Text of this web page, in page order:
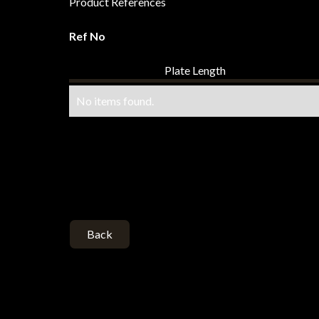
Ref No
Plate Length
No items found.
Back